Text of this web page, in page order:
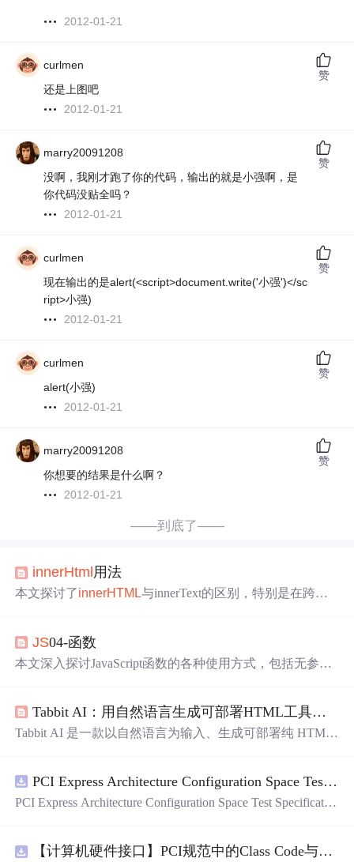
2012-01-21
curlmen
还是上图吧
2012-01-21
赞
marry20091208
没啊，我刚才跑了你的代码，输出的就是小强啊，是
你代码没贴全吗？
2012-01-21
赞
curlmen
现在输出的是alert(<script>document.write('小强')</sc
ript>小强)
2012-01-21
赞
curlmen
alert(小强)
2012-01-21
赞
marry20091208
你想要的结果是什么啊？
2012-01-21
赞
——到底了——
innerHtml 用法
本文探讨了innerHTML与innerText的区别，特别是在跨浏
正确执行。
JS04-函数
本文深入探讨JavaScript函数的各种使用方式，包括无参数
候消息、计算乘法等。
Tabbit AI：用自然语言生成可部署HTML工具的零代码方案
Tabbit AI 是一款以自然语言为输入、生成可部署纯 HTML/
意项目。核心能力是将结构化指令精准翻译为 DOM 交互
代码，不处理后端逻辑，强调 HTML 作为原子载体的极简
线、Nginx 静态部署及 GitHub Pages 分发。
PCI Express Architecture Configuration Space Test Specification Revision 5.0, Version 1.0 (CB).pdf
PCI Express Architecture Configuration Space Test Specificatio
【计算机硬件接口】PCI规范中的Class Code与Capability ID分配：设备功能分类及扩展能力标识系统设计